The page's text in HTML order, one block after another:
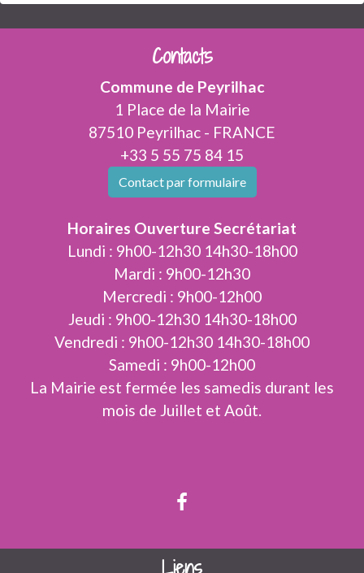
Contacts
Commune de Peyrilhac
1 Place de la Mairie
87510 Peyrilhac - FRANCE
+33 5 55 75 84 15
Contact par formulaire
Horaires Ouverture Secrétariat
Lundi : 9h00-12h30 14h30-18h00
Mardi : 9h00-12h30
Mercredi : 9h00-12h00
Jeudi : 9h00-12h30 14h30-18h00
Vendredi : 9h00-12h30 14h30-18h00
Samedi : 9h00-12h00
La Mairie est fermée les samedis durant les
mois de Juillet et Août.